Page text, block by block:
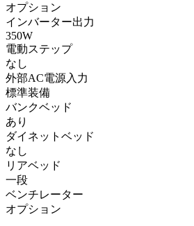
オプション
インバーター出力
350W
電動ステップ
なし
外部AC電源入力
標準装備
バンクベッド
あり
ダイネットベッド
なし
リアベッド
一段
ベンチレーター
オプション